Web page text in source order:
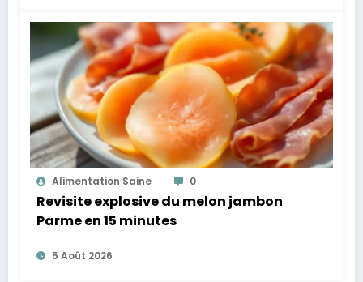
Alimentation Saine 0
Revisite explosive du melon jambon
Parme en 15 minutes
5 Août 2026